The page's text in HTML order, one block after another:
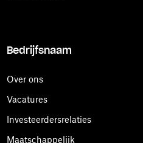
Bedrijfsnaam
Over ons
Vacatures
Investeerdersrelaties
Maatschappelijk